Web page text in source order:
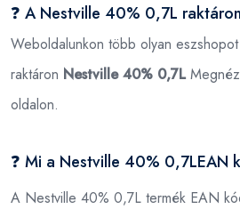
❓ A Nestville 40% 0,7L
Weboldalunkon több olyan
raktáron Nestville 40% 0,7L
oldalon.
❓ Mi a Nestville 40% 0,7LEAN
A Nestville 40% 0,7L termék EAN